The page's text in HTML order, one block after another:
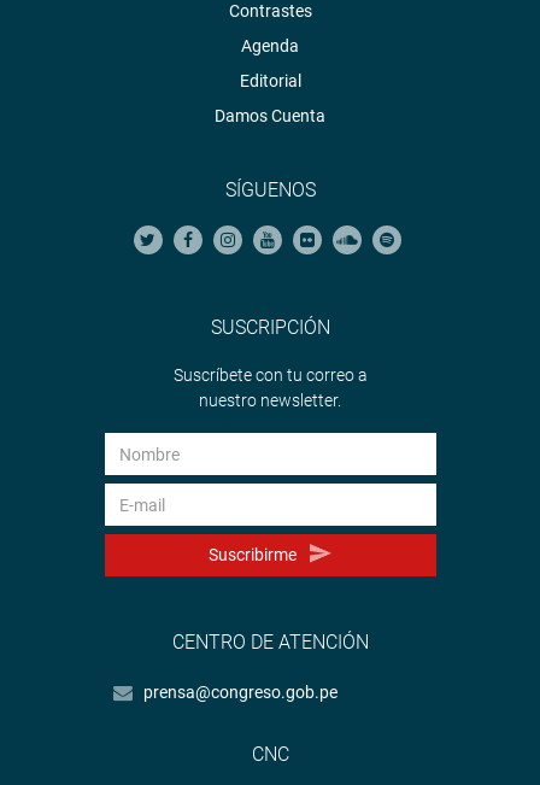
Contrastes
Agenda
Editorial
Damos Cuenta
SÍGUENOS
SUSCRIPCIÓN
Suscríbete con tu correo a
nuestro newsletter.
Suscribirme
CENTRO DE ATENCIÓN
prensa@congreso.gob.pe
CNC